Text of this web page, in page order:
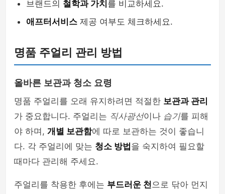
브랜드의 철학과 가치 를 비교하세요.
애프터서비스 제공 여부도 체크하세요.
명품 주얼리 관리 방법
올바른 보관과 청소 요령
명품 주얼리를 오래 유지하려면 적절한 보관과 관리
가 중요합니다. 주얼리는 직사광선이나 습기를 피해
야 하며, 개별 보관함에 따로 보관하는 것이 좋습니
다. 각 주얼리에 맞는 청소 방법 을 숙지하여 필요할
때마다 관리해 주세요.
주얼리를 착용한 후에는 부드러운 천으로 닦아 먼지